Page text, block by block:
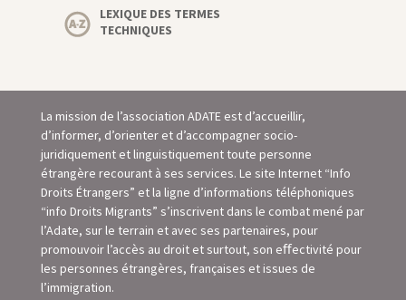
LEXIQUE DES TERMES
TECHNIQUES
La mission de l’association ADATE est d’accueillir,
d’informer, d’orienter et d’accompagner socio-
juridiquement et linguistiquement toute personne
étrangère recourant à ses services. Le site Internet “Info
Droits Étrangers” et la ligne d’informations téléphoniques
“info Droits Migrants” s’inscrivent dans le combat mené par
l’Adate, sur le terrain et avec ses partenaires, pour
promouvoir l’accès au droit et surtout, son eﬀectivité pour
les personnes étrangères, françaises et issues de
l’immigration.